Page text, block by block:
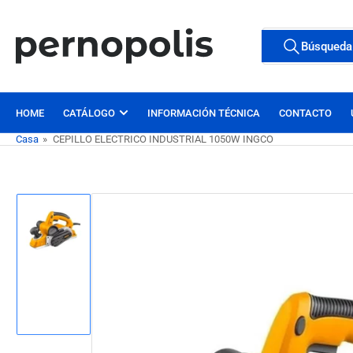
contenido
Todas las
Buscar
productosBúsqueda
HOME CATÁLOGO INFORMACIÓN TÉCNICA CONTACTO
Casa » CEPILLO ELECTRICO INDUSTRIAL 1050W INGCO